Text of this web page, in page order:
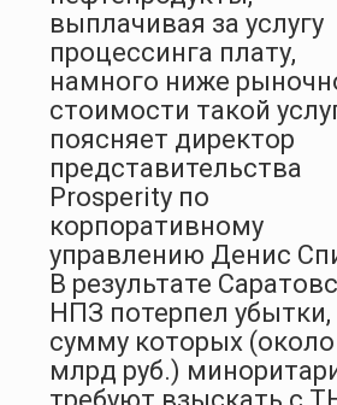
выплачивая за услугу
процессинга плату,
намного ниже
стоимости такой
поясняет директор
представительства
Prosperity по
корпоративному
управлению Денис
В результате
НПЗ потерпел убытки,
сумму которых (около
млрд руб.)